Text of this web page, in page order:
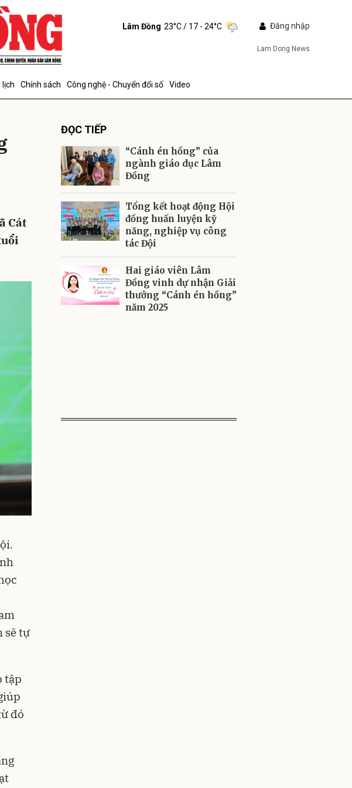
Lâm Đồng 23°C/ 17 - 24°C Đăng nhập
Lam Dong News
lịch Chính sách Công nghệ - Chuyển đổi số Video
Cát
sẽ tự
tập
đó
ĐỌC TIẾP
“Cánh én hồng” của
ngành giáo dục Lâm
Đồng
Tổng kết hoạt động Hội
đồng huấn luyện kỹ
năng, nghiệp vụ công
tác Đội
Hai giáo viên Lâm
Đồng vinh dự nhận Giải
thưởng “Cánh én hồng”
năm 2025
Gửi